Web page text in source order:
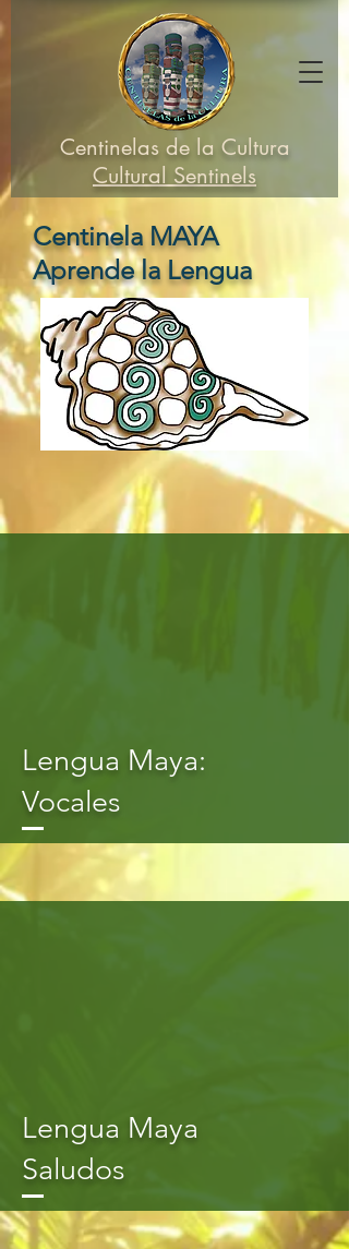
Centinelas de la Cultura
Cultural Sentinels
Centinela MAYA
Aprende la Lengua
Lengua Maya:
Vocales
Lengua Maya
Saludos